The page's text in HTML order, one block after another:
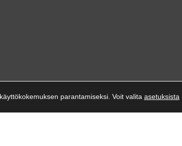
parantamiseksi. Voit valita asetuksista